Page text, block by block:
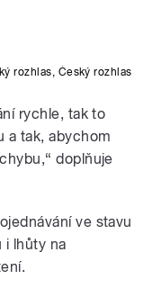
rozhlas Český rozhlas
rychle, tak to
a tak, abychom
doplňuje
ve stavu
i lhůty na